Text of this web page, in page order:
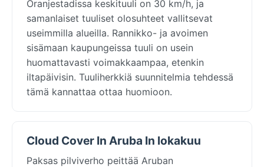
Oranjestadissa keskituuli on 30 km/h, ja
samanlaiset tuuliset olosuhteet vallitsevat
useimmilla alueilla. Rannikko- ja avoimen
sisämaan kaupungeissa tuuli on usein
huomattavasti voimakkaampaa, etenkin
iltapäivisin. Tuuliherkkiä suunnitelmia tehdessä
tämä kannattaa ottaa huomioon.
Cloud Cover In Aruba In lokakuu
Paksas pilviverho peittää Aruban